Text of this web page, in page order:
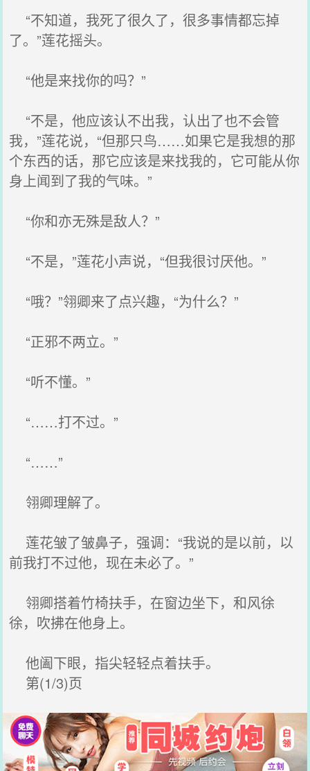
“不知道，我死了很久了，很多事情都忘掉
了。”莲花摇头。
“他是来找你的吗？”
“不是，他应该认不出我，认出了也不会管
我，”莲花说，“但那只鸟……如果它是我想的那
个东西的话，那它应该是来找我的，它可能从你
身上闻到了我的气味。”
“你和亦无殊是敌人？”
“不是，”莲花小声说，“但我很讨厌他。”
“哦？”翎卿来了点兴趣，“为什么？”
“正邪不两立。”
“听不懂。”
“……打不过。”
“……”
翎卿理解了。
莲花皱了皱鼻子，强调：“我说的是以前，以
前我打不过他，现在未必了。”
翎卿搭着竹椅扶手，在窗边坐下，和风徐
徐，吹拂在他身上。
他阖下眼，指尖轻轻点着扶手。
第(1/3)页